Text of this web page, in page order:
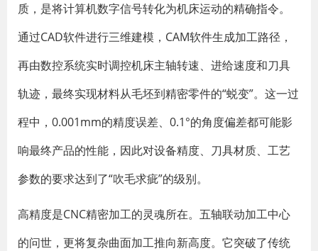
质，是将计算机数字信号转化为机床运动的精确指令。
通过CAD软件进行三维建模，CAM软件生成加工路径，
再由数控系统实时调控机床主轴转速、进给速度和刀具
轨迹，最终实现材料从毛坯到精密零件的“蜕变”。这一过
程中，0.001mm的精度误差、0.1°的角度偏差都可能影
响最终产品的性能，因此对设备精度、刀具材质、工艺
参数的要求达到了“吹毛求疵”的级别。
高精度是CNC精密加工的灵魂所在。五轴联动加工中心
的问世，更将复杂曲面加工推向新高度。它突破了传统